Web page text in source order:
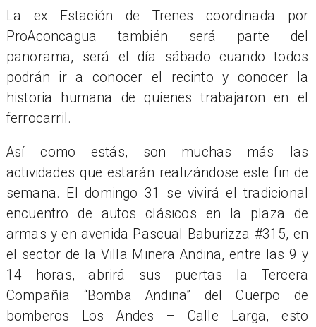
La ex Estación de Trenes coordinada por
ProAconcagua también será parte del
panorama, será el día sábado cuando todos
podrán ir a conocer el recinto y conocer la
historia humana de quienes trabajaron en el
ferrocarril.
Así como estás, son muchas más las
actividades que estarán realizándose este fin de
semana. El domingo 31 se vivirá el tradicional
encuentro de autos clásicos en la plaza de
armas y en avenida Pascual Baburizza #315, en
el sector de la Villa Minera Andina, entre las 9 y
14 horas, abrirá sus puertas la Tercera
Compañía “Bomba Andina” del Cuerpo de
bomberos Los Andes – Calle Larga, esto